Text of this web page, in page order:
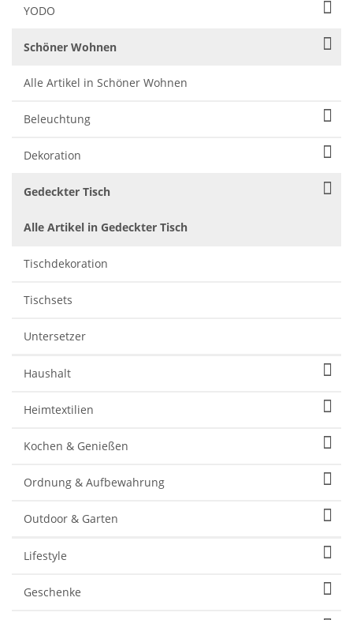
YODO
Schöner Wohnen
Alle Artikel in Schöner Wohnen
Beleuchtung
Dekoration
Gedeckter Tisch
Alle Artikel in Gedeckter Tisch
Tischdekoration
Tischsets
Untersetzer
Haushalt
Heimtextilien
Kochen & Genießen
Ordnung & Aufbewahrung
Outdoor & Garten
Lifestyle
Geschenke